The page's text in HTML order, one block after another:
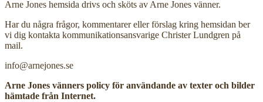
Arne Jones hemsida drivs och sköts av Arne Jones vänner.
Har du några frågor, kommentarer eller förslag kring hemsidan ber
vi dig kontakta kommunikationsansvarige Christer Lundgren på
mail.
info@arnejones.se
Arne Jones vänners policy för användande av texter och bilder
hämtade från Internet.